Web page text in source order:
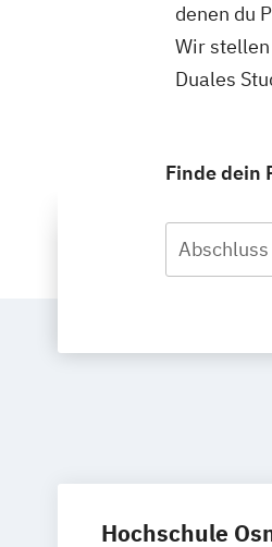
denen du
Wir
Duales
Finde dein
Hochschule